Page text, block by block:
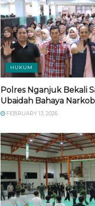
HUKUM
Polres Nganjuk Bekali
Ubaidah Bahaya
FEBRUARY 13, 2026